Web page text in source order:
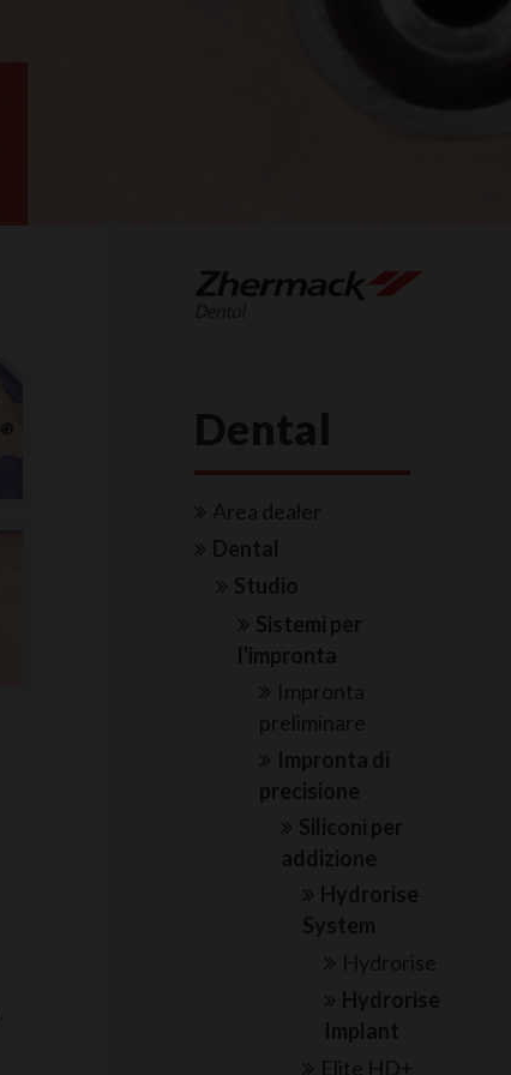
Dental
Area dealer
Dental
Studio
Sistemi per
l'impronta
Impronta
preliminare
Impronta di
precisione
Siliconi per
addizione
Hydrorise
System
Hydrorise
Hydrorise
Implant
Elite HD+